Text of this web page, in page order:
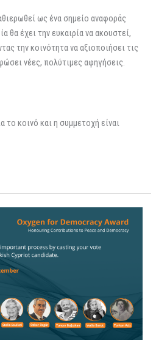
ως ένα σημείο αναφοράς
θα έχει την ευκαιρία να ακουστεί,
την κοινότητα να αξιοποιήσει τις
νέες, πολύτιμες αφηγήσεις.
το κοινό και η συμμετοχή είναι